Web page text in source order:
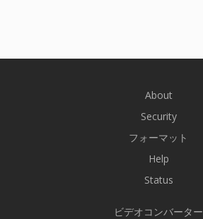
About
Security
フォーマット
Help
Status
ビデオコンバーター